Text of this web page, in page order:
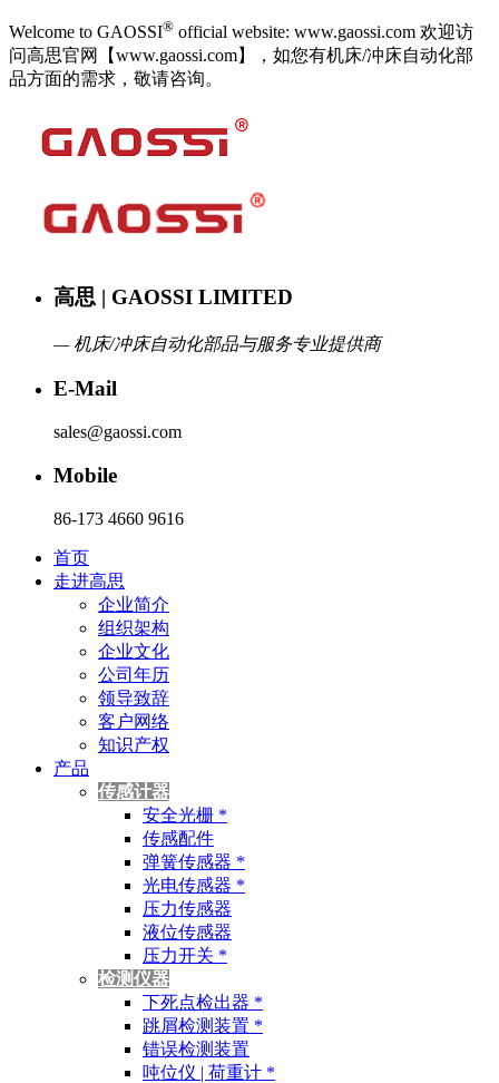
Welcome to GAOSSI® official website: www.gaossi.com 欢迎访
问高思官网【www.gaossi.com】，如您有机床/冲床自动化部
品方面的需求，敬请咨询。
高思 | GAOSSI LIMITED
— 机床/冲床自动化部品与服务专业提供商
E-Mail
sales@gaossi.com
Mobile
86-173 4660 9616
首页
走进高思
企业简介
组织架构
企业文化
公司年历
领导致辞
客户网络
知识产权
产品
传感计器
安全光栅 *
传感配件
弹簧传感器 *
光电传感器 *
压力传感器
液位传感器
压力开关 *
检测仪器
下死点检出器 *
跳屑检测装置 *
错误检测装置
吨位仪 | 荷重计 *